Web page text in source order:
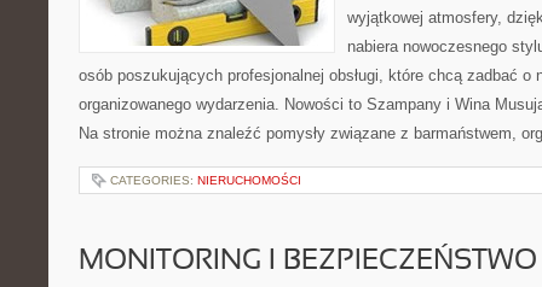
wyjątkowej atmosfery,
nabiera nowoczesnego
osób poszukujących profesjonalnej obsługi, które chcą zadbać o
organizowanego wydarzenia. Nowości to Szampany i Wina
Na stronie można znaleźć pomysły związane z barmaństwem,
CATEGORIES: NIERUCHOMOŚCI
MONITORING I